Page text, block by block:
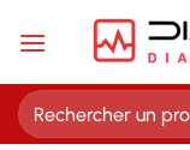
Recherche
pour :